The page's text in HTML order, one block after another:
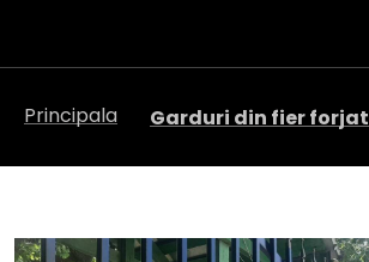
Principala Garduri din fier forjat